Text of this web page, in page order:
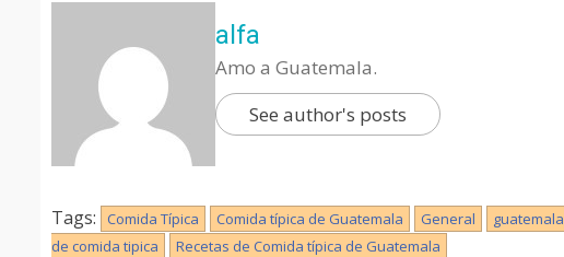
alfa
Amo a Guatemala.
See author's posts
Tags: Comida Típica Comida típica de Guatemala General guatemala
de comida tipica
Recetas de Comida típica de Guatemala